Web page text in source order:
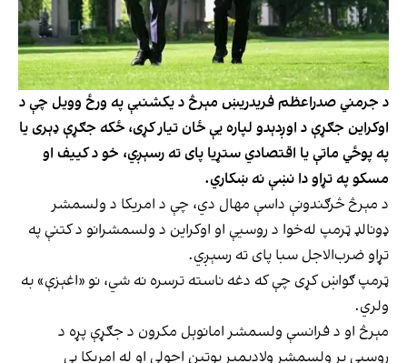
د جرمني صدراعظم فریدریښ مېرڅ د یکشنبې په ورځ وویل چې د
اوکراین جګړې د اوږدېدو لپاره یې ځان تیار کړی، ځکه جګړې ډېری یا
په پوځي ماتې یا اقتصادي ستړیا پای ته رسېږي، خو د کییف او
مسکو په تړاو دا نښې نه ښکاري.
د مېرڅ څرګندونې داسې مهال دي، چې د امریکا د ولسمشر
ډونالډ ټرمپ له‌خوا د روسیې او اوکراین د ولسمشرانو د کتنې په
تړاو ضرب‌الاجل سبا پای ته رسېږي.
ټرمپ ګواښ کړی چې که دغه ناسته ترسره نه شي، نو «اغېزې» به
ولري.
مېرڅ او د فرانسې ولسمشر امانوېل مکرون د جګړې پړه د
روسیې پر ولسمشر ولادیمیر پوتین اچولې او له امریکا یې